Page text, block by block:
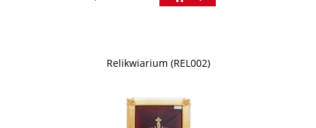
Relikwiarium (REL002)